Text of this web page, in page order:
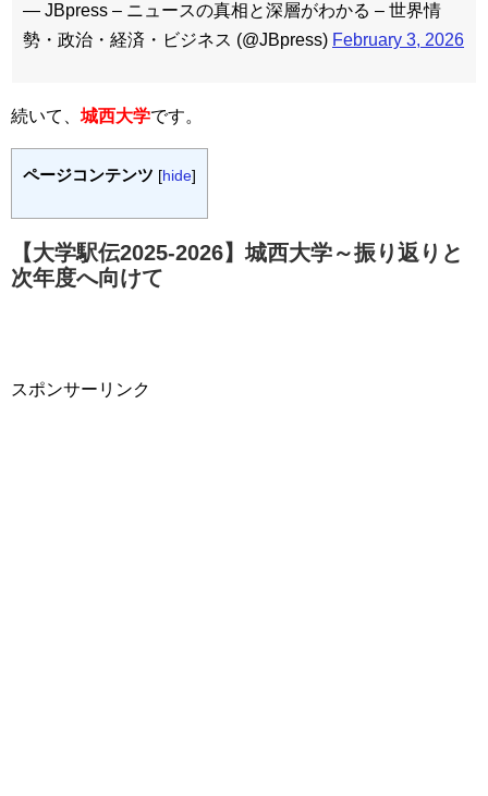
— JBpress – ニュースの真相と深層がわかる – 世界情
勢・政治・経済・ビジネス (@JBpress) February 3, 2026
続いて、 城西大学です。
ページコンテンツ [hide]
【大学駅伝2025-2026】城西大学～振り返りと
次年度へ向けて
スポンサーリンク